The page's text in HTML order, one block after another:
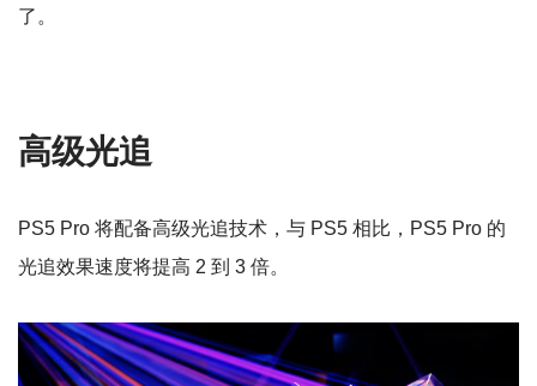
了。
高级光追
PS5 Pro 将配备高级光追技术，与 PS5 相比，PS5 Pro 的
光追效果速度将提高 2 到 3 倍。